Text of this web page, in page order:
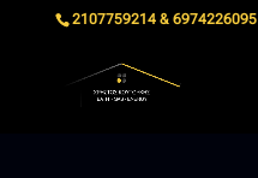
2107759214 & 6974226095